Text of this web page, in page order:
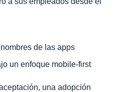
de las apps
un enfoque mobile-first
una adopción